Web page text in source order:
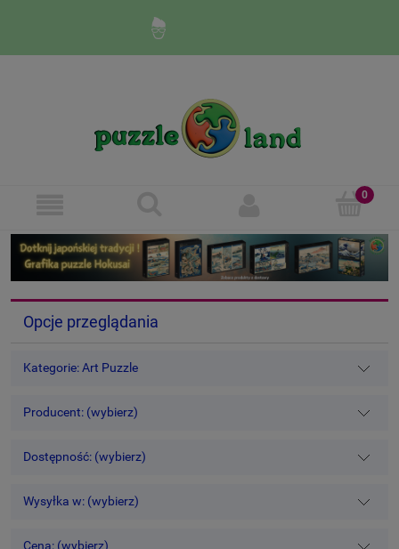
Opcje przeglądania
Kategorie: Art Puzzle
Producent: (wybierz)
Dostępność: (wybierz)
Wysyłka w: (wybierz)
Cena: (wybierz)